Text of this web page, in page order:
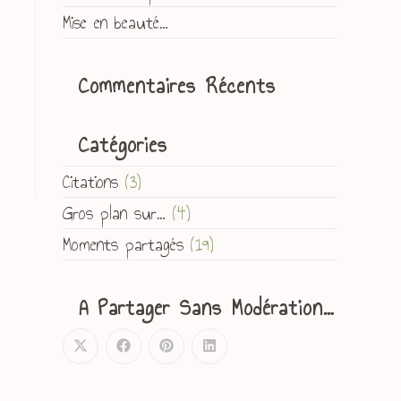
Mise en beauté…
Commentaires Récents
Catégories
Citations (3)
Gros plan sur… (4)
Moments partagés (19)
A Partager Sans Modération…